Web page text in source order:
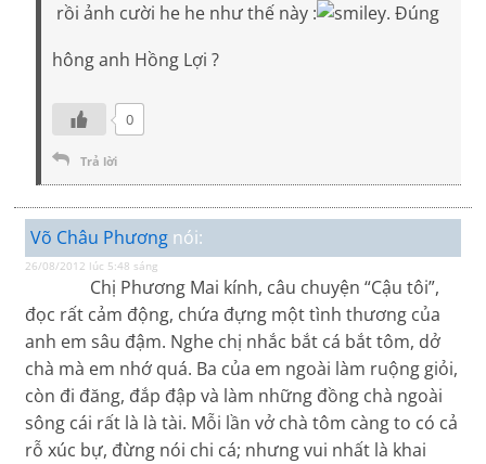
rồi ảnh cười he he như thế này :
. Đúng
hông anh Hồng Lợi ?
0
Trả lời
Võ Châu Phương nói:
26/08/2012 lúc 5:48 sáng
Chị Phương Mai kính, câu chuyện “Cậu tôi”,
đọc rất cảm động, chứa đựng một tình thương của
anh em sâu đậm. Nghe chị nhắc bắt cá bắt tôm, dở
chà mà em nhớ quá. Ba của em ngoài làm ruộng giỏi,
còn đi đăng, đắp đập và làm những đồng chà ngoài
sông cái rất là là tài. Mỗi lần vở chà tôm càng to có cả
rỗ xúc bự, đừng nói chi cá; nhưng vui nhất là khai